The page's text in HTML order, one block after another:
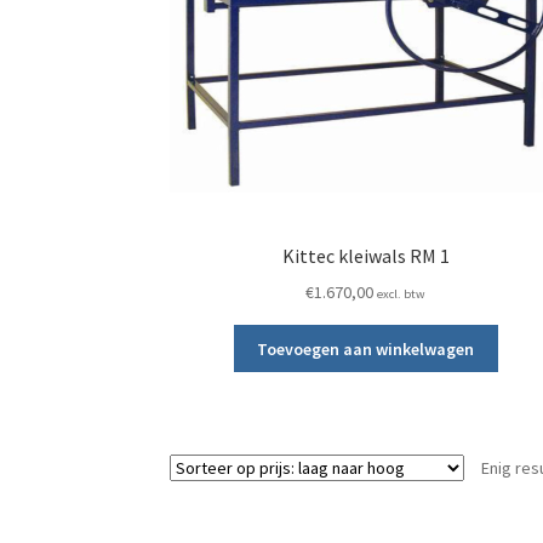
Kittec kleiwals RM 1
€1.670,00 excl. btw
Toevoegen aan winkelwagen
Enig